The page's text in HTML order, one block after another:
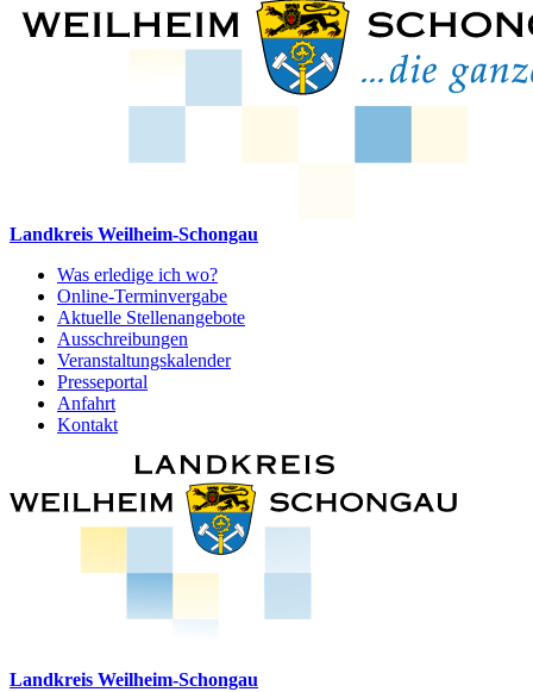
Landkreis Weilheim-Schongau
Was erledige ich wo?
Online-Terminvergabe
Aktuelle Stellenangebote
Ausschreibungen
Veranstaltungskalender
Presseportal
Anfahrt
Kontakt
Landkreis Weilheim-Schongau